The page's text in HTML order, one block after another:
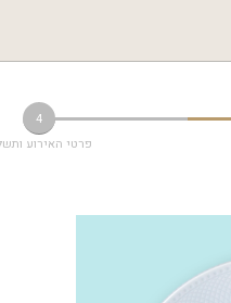
4
פרטי האירוע